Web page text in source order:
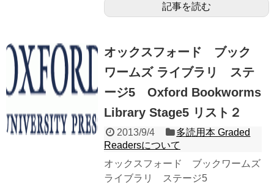
記事を読む
オックスフォード ブック
ワームズ ライブラリ ステ
ージ5 Oxford Bookworms
Library Stage5 リスト２
2013/9/4
多読用本 Graded
Readersについて
オックスフォード ブックワームズ
ライブラリ ステージ5